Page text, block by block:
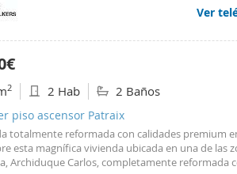
no dude en contactarnos, estaremos
está situada frente al Centro Comercial Gran
de Av. Joaquín Sorolla así como del centro de
complejo residencial dispone de zonas
y área de descanso. Un lugar ideal para vivir.
Ver
2 2 Hab 2 Baños
piso ascensor Patraix
totalmente reformada con calidades premium
esta magnífica vivienda ubicada en una de las
Archiduque Carlos, completamente reformada